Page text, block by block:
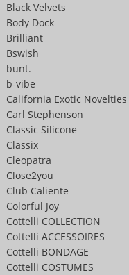
Black Velvets
Body Dock
Brilliant
Bswish
bunt.
b-vibe
California Exotic Novelties
Carl Stephenson
Classic Silicone
Classix
Cleopatra
Close2you
Club Caliente
Colorful Joy
Cottelli COLLECTION
Cottelli ACCESSOIRES
Cottelli BONDAGE
Cottelli COSTUMES